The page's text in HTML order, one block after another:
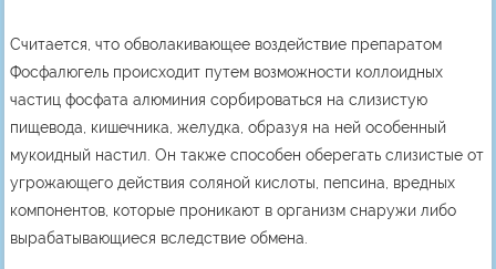
Считается, что обволакивающее воздействие препаратом
Фосфалюгель происходит путем возможности коллоидных
частиц фосфата алюминия сорбироваться на слизистую
пищевода, кишечника, желудка, образуя на ней особенный
мукоидный настил. Он также способен оберегать слизистые от
угрожающего действия соляной кислоты, пепсина, вредных
компонентов, которые проникают в организм снаружи либо
вырабатывающиеся вследствие обмена.